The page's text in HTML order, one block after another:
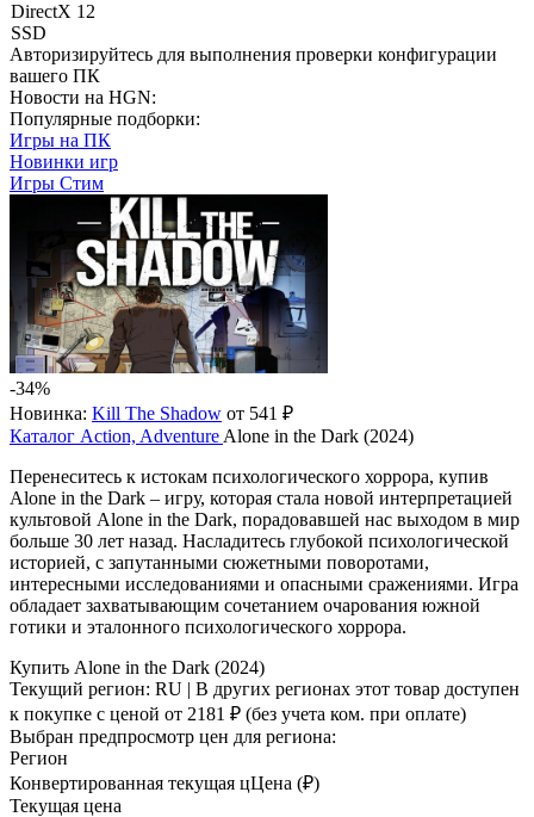
DirectX 12
SSD
Авторизируйтесь для выполнения проверки конфигурации
вашего ПК
Новости на HGN:
Популярные подборки:
Игры на ПК
Новинки игр
Игры Стим
-34%
Новинка: Kill The Shadow от 541 ₽
Каталог Action, Adventure Alone in the Dark (2024)
Перенеситесь к истокам психологического хоррора, купив
Alone in the Dark – игру, которая стала новой интерпретацией
культовой Alone in the Dark, порадовавшей нас выходом в мир
больше 30 лет назад. Насладитесь глубокой психологической
историей, с запутанными сюжетными поворотами,
интересными исследованиями и опасными сражениями. Игра
обладает захватывающим сочетанием очарования южной
готики и эталонного психологического хоррора.
Купить Alone in the Dark (2024)
Текущий регион: RU | В других регионах этот товар доступен
к покупке с ценой от 2181 ₽ (без учета ком. при оплате)
Выбран предпросмотр цен для региона:
Регион
Конвертированная текущая цЦена (₽)
Текущая цена